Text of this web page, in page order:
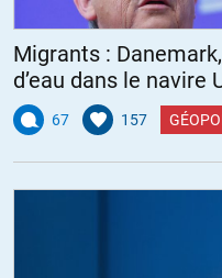
Migrants :
d’eau dans le navire
67 157